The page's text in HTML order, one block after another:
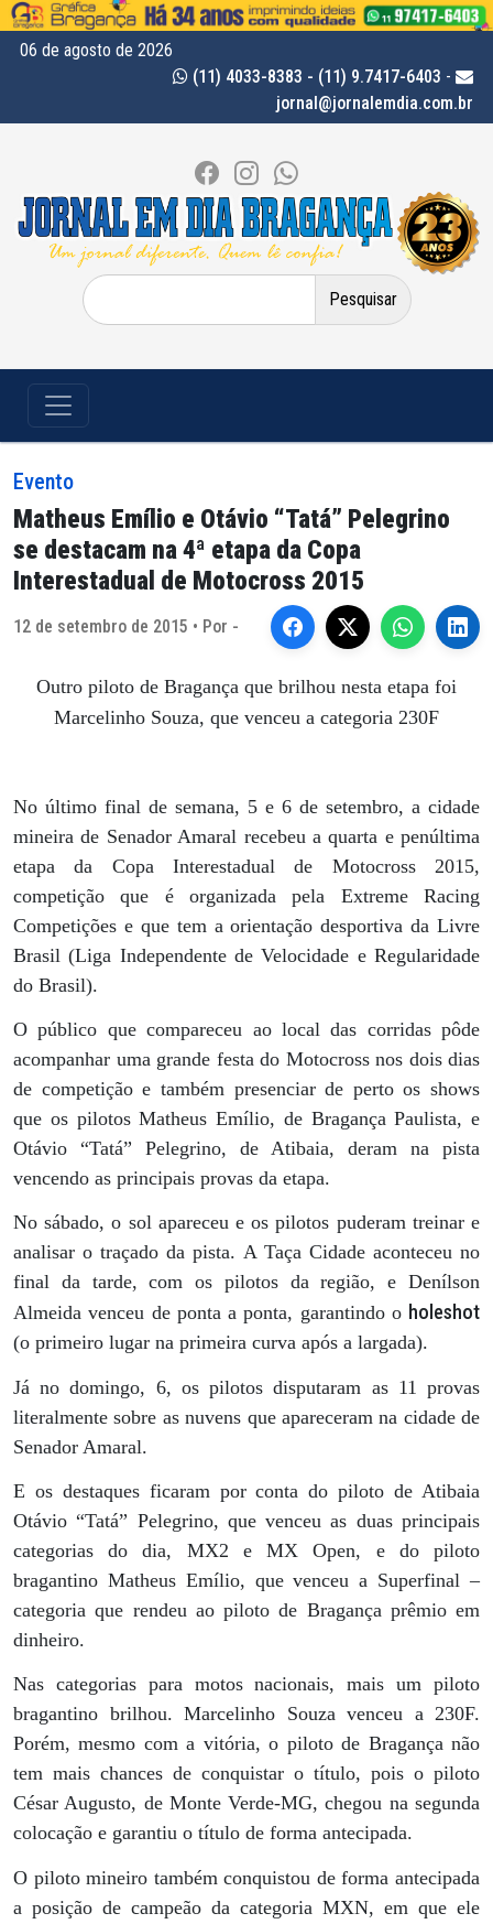
06 de agosto de 2026
(11) 4033-8383 - (11) 9.7417-6403 -
jornal@jornalemdia.com.br
Pesquisar
por:
Evento
Matheus Emílio e Otávio “Tatá” Pelegrino
se destacam na 4ª etapa da Copa
Interestadual de Motocross 2015
12 de setembro de 2015 • Por -
Outro piloto de Bragança que brilhou nesta etapa foi
Marcelinho Souza, que venceu a categoria 230F
No último final de semana, 5 e 6 de setembro, a cidade
mineira de Senador Amaral recebeu a quarta e penúltima
etapa da Copa Interestadual de Motocross 2015,
competição que é organizada pela Extreme Racing
Competições e que tem a orientação desportiva da Livre
Brasil (Liga Independente de Velocidade e Regularidade
do Brasil).
O público que compareceu ao local das corridas pôde
acompanhar uma grande festa do Motocross nos dois dias
de competição e também presenciar de perto os shows
que os pilotos Matheus Emílio, de Bragança Paulista, e
Otávio “Tatá” Pelegrino, de Atibaia, deram na pista
vencendo as principais provas da etapa.
No sábado, o sol apareceu e os pilotos puderam treinar e
analisar o traçado da pista. A Taça Cidade aconteceu no
final da tarde, com os pilotos da região, e Denílson
Almeida venceu de ponta a ponta, garantindo o holeshot
(o primeiro lugar na primeira curva após a largada).
Já no domingo, 6, os pilotos disputaram as 11 provas
literalmente sobre as nuvens que apareceram na cidade de
Senador Amaral.
E os destaques ficaram por conta do piloto de Atibaia
Otávio “Tatá” Pelegrino, que venceu as duas principais
categorias do dia, MX2 e MX Open, e do piloto
bragantino Matheus Emílio, que venceu a Superfinal –
categoria que rendeu ao piloto de Bragança prêmio em
dinheiro.
Nas categorias para motos nacionais, mais um piloto
bragantino brilhou. Marcelinho Souza venceu a 230F.
Porém, mesmo com a vitória, o piloto de Bragança não
tem mais chances de conquistar o título, pois o piloto
César Augusto, de Monte Verde-MG, chegou na segunda
colocação e garantiu o título de forma antecipada.
O piloto mineiro também conquistou de forma antecipada
a posição de campeão da categoria MXN, em que ele